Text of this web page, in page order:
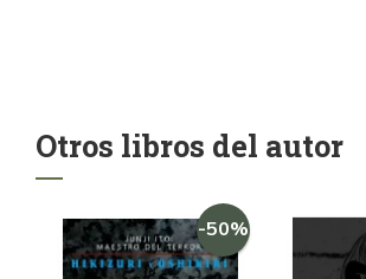
Otros libros del autor
-50%